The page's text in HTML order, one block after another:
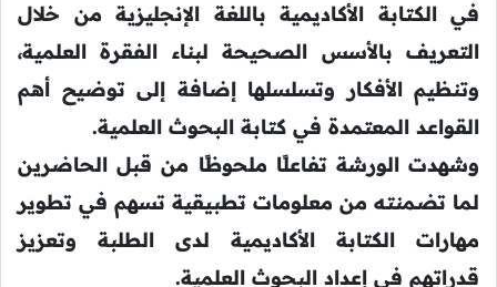
في الكتابة الأكاديمية باللغة الإنجليزية من خلال
التعريف بالأسس الصحيحة لبناء الفقرة العلمية،
وتنظيم الأفكار وتسلسلها إضافة إلى توضيح أهم
القواعد المعتمدة في كتابة البحوث العلمية.
وشهدت الورشة تفاعلًا ملحوظًا من قبل الحاضرين
لما تضمنته من معلومات تطبيقية تسهم في تطوير
مهارات الكتابة الأكاديمية لدى الطلبة وتعزيز
قدراتهم في إعداد البحوث العلمية.